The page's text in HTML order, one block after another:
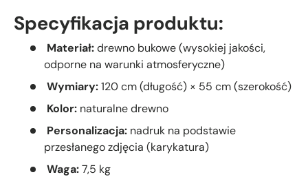
Specyfikacja produktu:
Materiał:drewno bukowe (wysokiej jakości,
odporne na warunki atmosferyczne)
Wymiary:120 cm (długość) × 55 cm (szerokość)
Kolor: naturalne drewno
Personalizacja: nadruk na podstawie
przesłanego zdjęcia (karykatura)
Waga:7,5 kg